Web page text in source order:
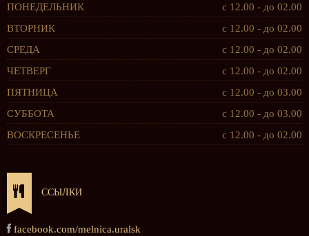
ПОНЕДЕЛЬНИК
с 12.00 - до 02.00
ВТОРНИК
с 12.00 - до 02.00
СРЕДА
с 12.00 - до 02.00
ЧЕТВЕРГ
с 12.00 - до 02.00
ПЯТНИЦА
с 12.00 - до 03.00
СУББОТА
с 12.00 - до 03.00
ВОСКРЕСЕНЬЕ
с 12.00 - до 02.00
ССЫЛКИ
facebook.com/melnica.uralsk